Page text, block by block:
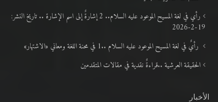
رأي في لغة المسيح الموعود عليه السلام.. 2 إشارةٌ إلى اسم الإشارة .. تاريخ النشر:
19-2-2026
رأيٌ في لغة المسيح الموعود عليه السلام ..1 في محنة اللغة ومعاني «الاشتهار»
الحقيقة العرشية ..قراءةٌ نقدية في مقالات المتقدمين
الأخبار